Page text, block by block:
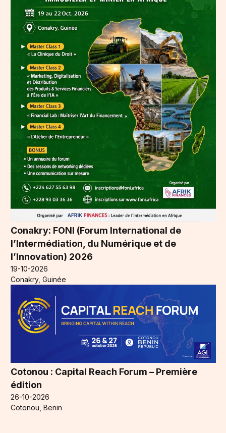
Conakry: FONI (Forum International de
l’Intermédiation, du Numérique et de
l’Innovation) 2026
19-10-2026
Conakry, Guinée
Cotonou : Capital Reach Forum – Première
édition
26-10-2026
Cotonou, Benin